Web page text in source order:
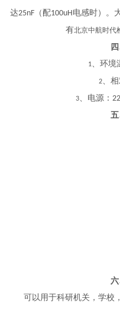
达25nF （配100uH电感时）。
有北京中航时代
1、环境
2、相
3、电源：
五
六
可以用于科研机关，学校